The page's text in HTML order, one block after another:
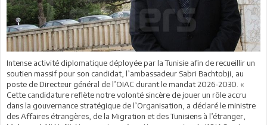
Intense activité diplomatique déployée par la Tunisie afin de recueillir un
soutien massif pour son candidat, l’ambassadeur Sabri Bachtobji, au
poste de Directeur général de l’OIAC durant le mandat 2026-2030. «
Cette candidature reflète notre volonté sincère de jouer un rôle accru
dans la gouvernance stratégique de l’Organisation, a déclaré le ministre
des Affaires étrangères, de la Migration et des Tunisiens à l’étranger,